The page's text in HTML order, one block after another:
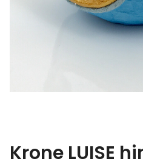
Krone LUISE